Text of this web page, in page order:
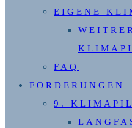
EIGENE
FAQ
FORDERUNGEN
9.